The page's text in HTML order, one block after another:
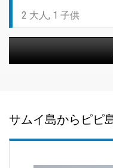
サムイ島からピピ